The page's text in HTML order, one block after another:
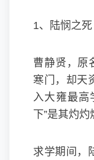
1、陆悯之死
曹静贤，原
寒门，却天
入大雍最
下”是其灼
求学期间，